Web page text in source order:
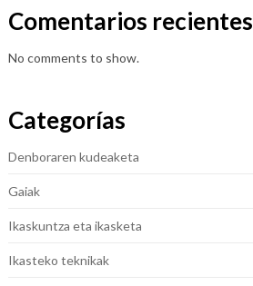
Comentarios recientes
No comments to show.
Categorías
Denboraren kudeaketa
Gaiak
Ikaskuntza eta ikasketa
Ikasteko teknikak